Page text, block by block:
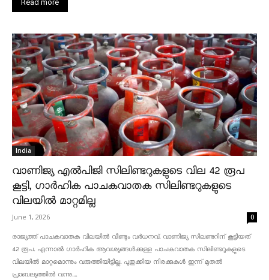
Read more
India
വാണിജ്യ എൽപിജി സിലിണ്ടറുകളുടെ വില 42 രൂപ
കൂട്ടി, ഗാർഹിക പാചകവാതക സിലിണ്ടറുകളുടെ
വിലയിൽ മാറ്റമില്ല
June 1, 2026 0
രാജ്യത്ത് പാചകവാതക വിലയിൽ വീണ്ടും വർധനവ്. വാണിജ്യ സിലണ്ടറിന് കൂട്ടിയത്
42 രൂപ. എന്നാൽ ഗാർഹിക ആവശ്യങ്ങൾക്കുള്ള പാചകവാതക സിലിണ്ടറുകളുടെ
വിലയിൽ മാറ്റമൊന്നും വരുത്തിയിട്ടില്ല. പുതുക്കിയ നിരക്കുകൾ ഇന്ന് മുതൽ
പ്രാബല്യത്തിൽ വന്നു....